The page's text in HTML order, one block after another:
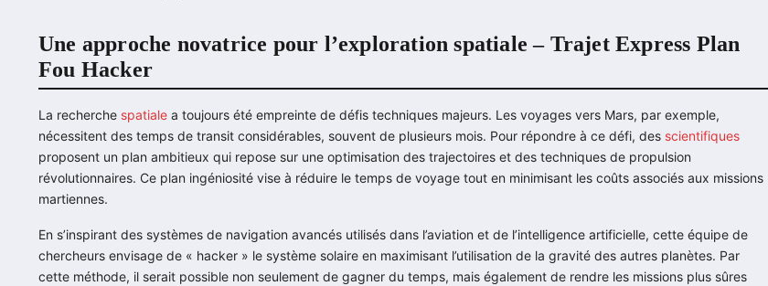
Une approche novatrice pour l’exploration spatiale – Trajet Express Plan
Fou Hacker
La recherche spatiale a toujours été empreinte de défis techniques majeurs. Les voyages vers Mars, par exemple,
nécessitent des temps de transit considérables, souvent de plusieurs mois. Pour répondre à ce défi, des scientifiques
proposent un plan ambitieux qui repose sur une optimisation des trajectoires et des techniques de propulsion
révolutionnaires. Ce plan ingéniosité vise à réduire le temps de voyage tout en minimisant les coûts associés aux missions
martiennes.
En s’inspirant des systèmes de navigation avancés utilisés dans l’aviation et de l’intelligence artificielle, cette équipe de
chercheurs envisage de « hacker » le système solaire en maximisant l’utilisation de la gravité des autres planètes. Par
cette méthode, il serait possible non seulement de gagner du temps, mais également de rendre les missions plus sûres